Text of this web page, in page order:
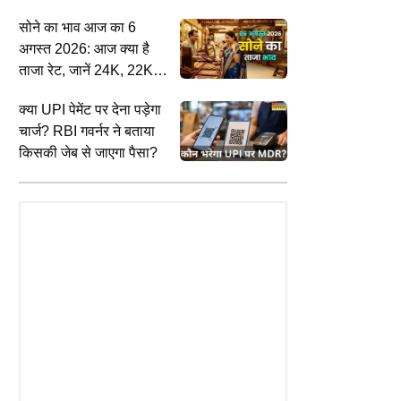
सोने का भाव आज का 6
अगस्त 2026: आज क्या है
ताजा रेट, जानें 24K, 22K,
के दाम
क्या UPI पेमेंट पर देना पड़ेगा
चार्ज? RBI गवर्नर ने बताया
किसकी जेब से जाएगा पैसा?